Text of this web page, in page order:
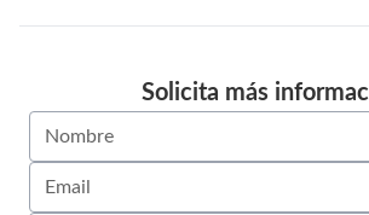
Solicita más